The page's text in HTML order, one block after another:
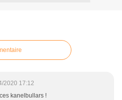
2020 17:12
kanelbullars !